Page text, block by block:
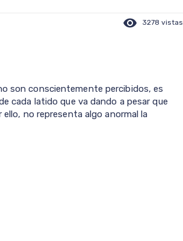
visibility 3278 vistas
son conscientemente percibidos, es
cada latido que va dando a pesar que
no representa algo anormal la